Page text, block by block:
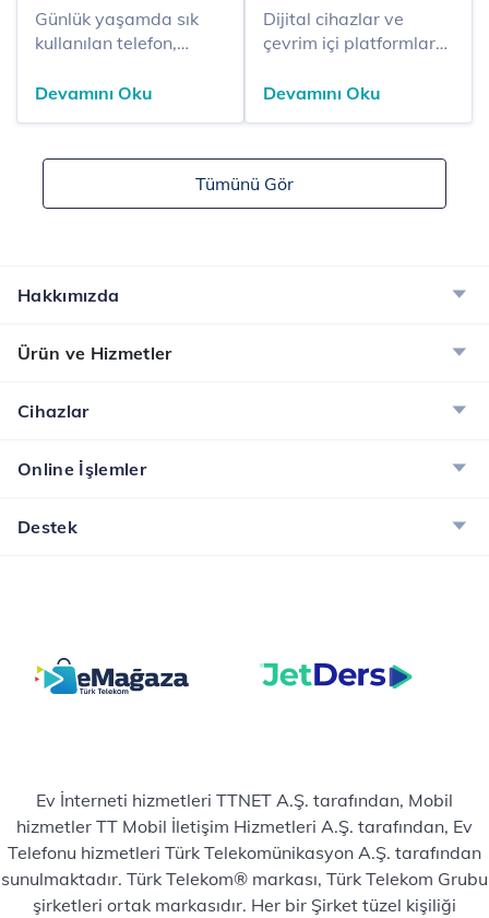
Günlük yaşamda sık
kullanılan telefon,
televizyon gibi dijital
cihazın çalışır durumda
görüntü verememesiyle
yaratıyor. Ekranın
kalması çoğu zaman
Devamını Oku
Dijital cihazlar ve
çevrim içi platformlar
her sorgu, ziyaret
aramalar sistemler
tarafından kayıt altına
alınıyor. Bu kayıtlar
Devamını Oku
Tümünü Gör
Hakkımızda
Ürün ve Hizmetler
Cihazlar
Online İşlemler
Destek
Ev İnterneti hizmetleri TTNET A.Ş. tarafından, Mobil
hizmetler TT Mobil İletişim Hizmetleri A.Ş. tarafından, Ev
Telefonu hizmetleri Türk Telekomünikasyon A.Ş. tarafından
sunulmaktadır. Türk Telekom® markası, Türk Telekom Grubu
şirketleri ortak markasıdır. Her bir Şirket tüzel kişiliği